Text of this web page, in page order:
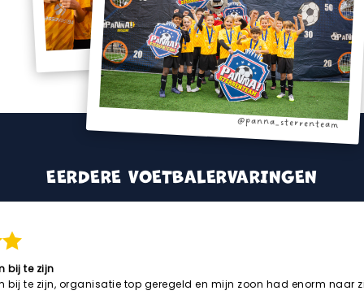
@panna_sterrenteam
@panna_sterrenteam
EERDERE VOETBALERVARINGEN
bij te zijn
bij te zijn, organisatie top geregeld en mijn zoon had enorm naar